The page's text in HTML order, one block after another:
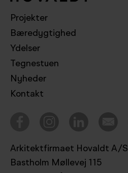
Projekter
Bæredygtighed
Ydelser
Tegnestuen
Nyheder
Kontakt
Arkitektfirmaet Hovaldt A/S
Bastholm Møllevej 115